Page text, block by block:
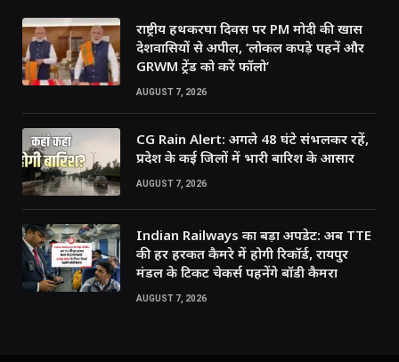
राष्ट्रीय हथकरघा दिवस पर PM मोदी की खास
देशवासियों से अपील, ‘लोकल कपड़े पहनें और
GRWM ट्रेंड को करें फॉलो’
AUGUST 7, 2026
CG Rain Alert: अगले 48 घंटे संभलकर रहें,
प्रदेश के कई जिलों में भारी बारिश के आसार
AUGUST 7, 2026
Indian Railways का बड़ा अपडेट: अब TTE
की हर हरकत कैमरे में होगी रिकॉर्ड, रायपुर
मंडल के टिकट चेकर्स पहनेंगे बॉडी कैमरा
AUGUST 7, 2026